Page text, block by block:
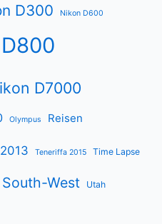
D300 Nikon D600
D7000
Olympus Reisen
Teneriffa 2015 Time Lapse
West Utah